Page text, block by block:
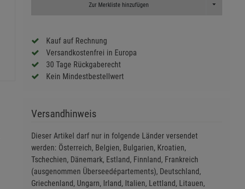
Zur Merkliste hinzufügen Toggle
Kauf auf Rechnung
Versandkostenfrei in Europa
30 Tage Rückgaberecht
Kein Mindestbestellwert
Versandhinweis
Dieser Artikel darf nur in folgende Länder versendet
werden: Österreich, Belgien, Bulgarien, Kroatien,
Tschechien, Dänemark, Estland, Finnland, Frankreich
(ausgenommen Überseedépartements), Deutschland,
Griechenland, Ungarn, Irland, Italien, Lettland, Litauen,